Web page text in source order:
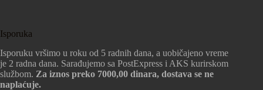
Isporuka
Isporuku vršimo u roku od 5 radnih dana, a uobičajeno vreme
je 2 radna dana. Sarađujemo sa PostExpress i AKS kurirskom
službom. Za iznos preko 7000,00 dinara, dostava se ne
naplaćuje.